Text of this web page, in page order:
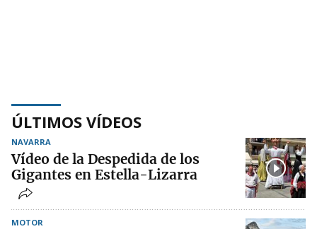
ÚLTIMOS VÍDEOS
NAVARRA
Vídeo de la Despedida de los
Gigantes en Estella-Lizarra
MOTOR